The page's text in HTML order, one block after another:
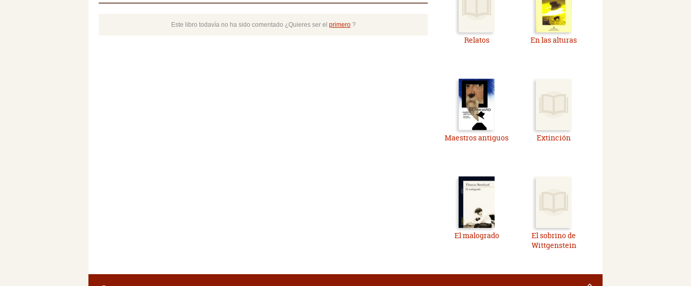
Este libro todavía no ha sido comentado ¿Quieres ser el primero?
Relatos En las alturas
Maestros antiguos Extinción
El malogrado
El sobrino de
Wittgenstein